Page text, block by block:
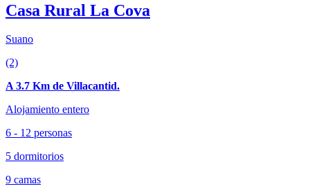
Casa Rural La Cova
Suano
(2)
A 3.7 Km de Villacantid.
Alojamiento entero
6 - 12 personas
5 dormitorios
9 camas